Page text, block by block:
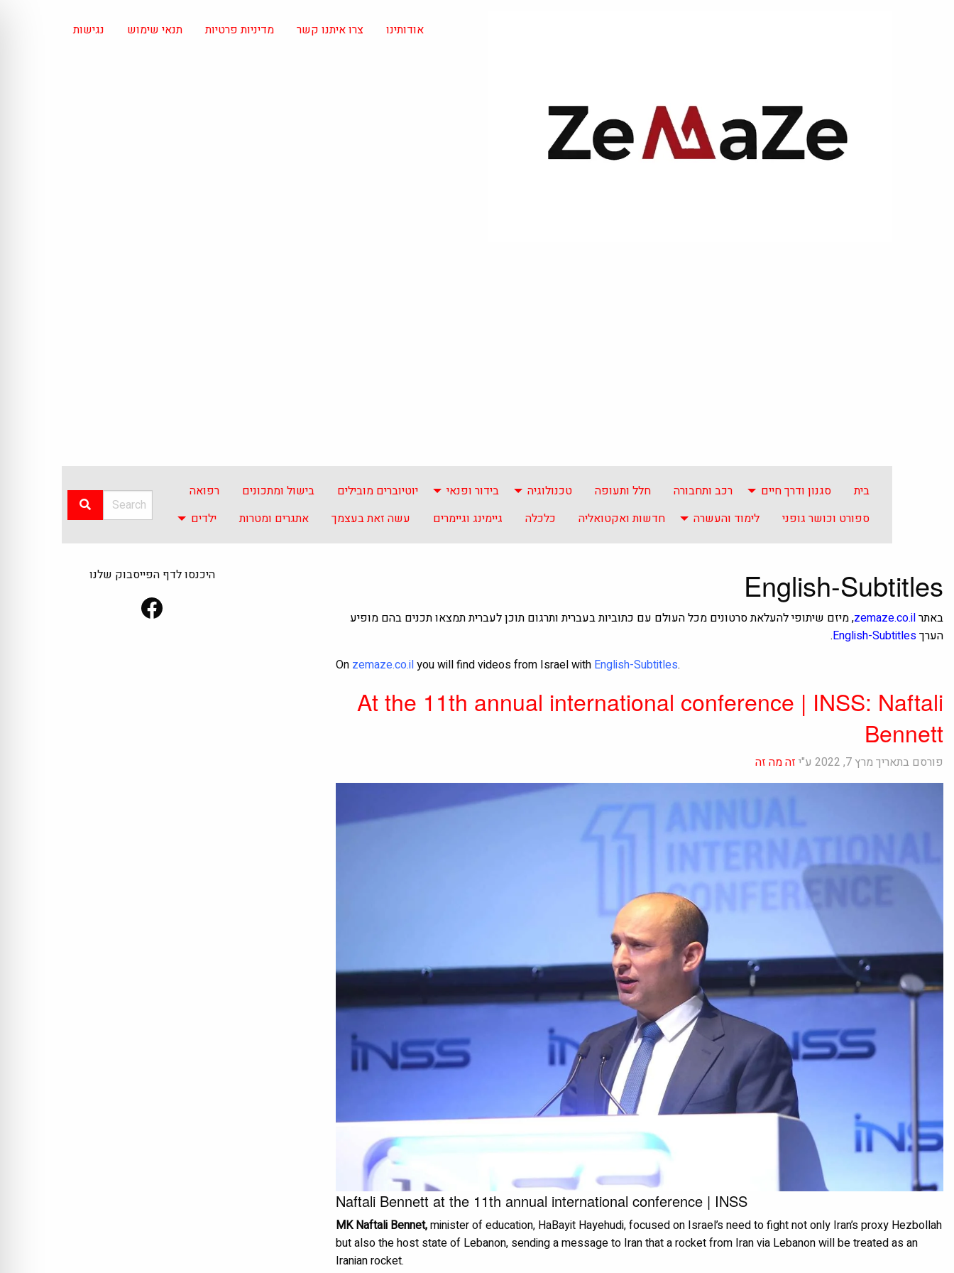
אודותינו צרו איתנו קשר מדיניות פרטיות תנאי שימוש נגישות
בית סגנון ודרך חיים רכב ותחבורה חלל ותעופה טכנולוגיה בידור ופנאי יוטיוברים מובילים בישול ומתכונים
רפואה
ספורט וכושר גופני
לימוד והעשרה חדשות ואקטואליה כלכלה גיימינג וגיימרים עשה זאת בעצמך אתגרים ומטרות ילדים
English-Subtitles
באתרzemaze.co.il, מיזם שיתופי להעלאת סרטונים מכל העולם עם כתוביות בעברית ותרגום תוכן לעברית תמצאו תכנים בהם מופיע
הערךEnglish-Subtitles
.
On zemaze.co.ilyou will find videos from Israel with English-Subtitles.
At the 11th annual international conference | INSS: Naftali
Bennett
פורסם בתאריך מרץ 7, 2022 ע"י זה מה זה
Naftali Bennett at the 11th annual international conference | INSS
MK Naftali Bennet,minister of education, HaBayit Hayehudi, focused on Israel’s need to fight not only Iran’s proxy Hezbollah
but also the host state of Lebanon, sending a message to Iran that a rocket from Iran via Lebanon will be treated as an
Iranian rocket.
היכנסו לדף הפייסבוק שלנו
Facebook